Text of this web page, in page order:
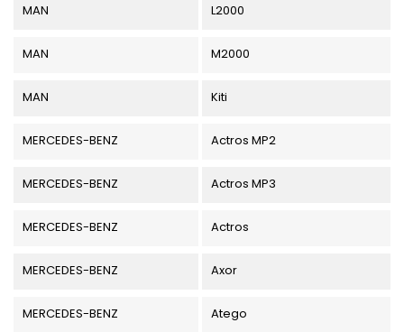
MAN L2000
MAN M2000
MAN Kiti
MERCEDES-BENZ Actros MP2
MERCEDES-BENZ Actros MP3
MERCEDES-BENZ Actros
MERCEDES-BENZ Axor
MERCEDES-BENZ Atego